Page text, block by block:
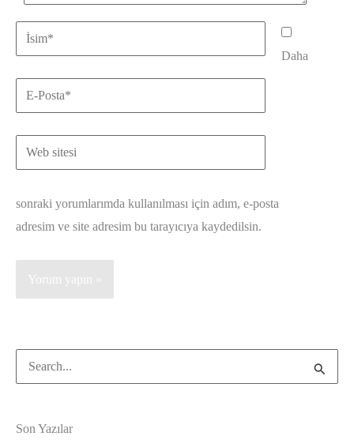
İsim*
E-
Posta*
Web
sitesi
Daha
sonraki yorumlarımda kullanılması için adım, e-posta
adresim ve site adresim bu tarayıcıya kaydedilsin.
Search
for:
Son Yazılar